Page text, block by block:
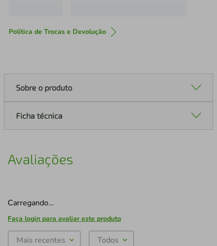
Política de Trocas e Devolução
Sobre o produto
Ficha técnica
Avaliações
Carregando…
Faça login para avaliar este produto
Mais recentes Todos